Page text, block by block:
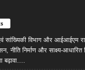
सांख्यिकी विभाग और आईआईएम
नीति निर्माण और साक्ष्य-आधारित
बढ़ावा….